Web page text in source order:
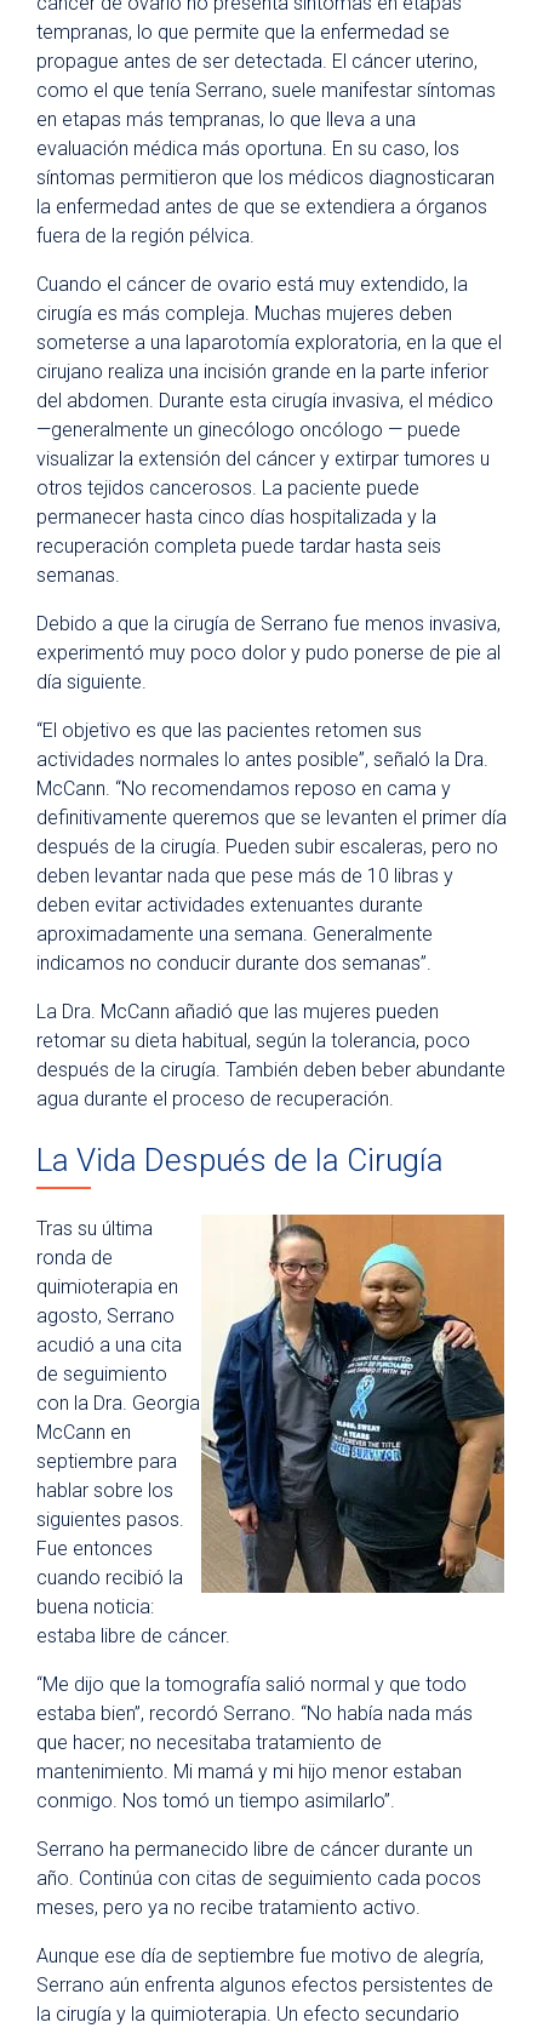
tempranas, lo que permite que la enfermedad se
propague antes de ser detectada. El cáncer uterino,
como el que tenía Serrano, suele manifestar síntomas
en etapas más tempranas, lo que lleva a una
evaluación médica más oportuna. En su caso, los
síntomas permitieron que los médicos diagnosticaran
la enfermedad antes de que se extendiera a órganos
fuera de la región pélvica.
Cuando el cáncer de ovario está muy extendido, la
cirugía es más compleja. Muchas mujeres deben
someterse a una laparotomía exploratoria, en la que el
cirujano realiza una incisión grande en la parte inferior
del abdomen. Durante esta cirugía invasiva, el médico
—generalmente un ginecólogo oncólogo — puede
visualizar la extensión del cáncer y extirpar tumores u
otros tejidos cancerosos. La paciente puede
permanecer hasta cinco días hospitalizada y la
recuperación completa puede tardar hasta seis
semanas.
Debido a que la cirugía de Serrano fue menos invasiva,
experimentó muy poco dolor y pudo ponerse de pie al
día siguiente.
“El objetivo es que las pacientes retomen sus
actividades normales lo antes posible”, señaló la Dra.
McCann. “No recomendamos reposo en cama y
definitivamente queremos que se levanten el primer día
después de la cirugía. Pueden subir escaleras, pero no
deben levantar nada que pese más de 10 libras y
deben evitar actividades extenuantes durante
aproximadamente una semana. Generalmente
indicamos no conducir durante dos semanas”.
La Dra. McCann añadió que las mujeres pueden
retomar su dieta habitual, según la tolerancia, poco
después de la cirugía. También deben beber abundante
agua durante el proceso de recuperación.
La Vida Después de la Cirugía
Tras su última
ronda de
quimioterapia en
agosto, Serrano
acudió a una cita
de seguimiento
con la Dra. Georgia
McCann en
septiembre para
hablar sobre los
siguientes pasos.
Fue entonces
cuando recibió la
buena noticia:
estaba libre de cáncer.
“Me dijo que la tomografía salió normal y que todo
estaba bien”, recordó Serrano. “No había nada más
que hacer; no necesitaba tratamiento de
mantenimiento. Mi mamá y mi hijo menor estaban
conmigo. Nos tomó un tiempo asimilarlo”.
Serrano ha permanecido libre de cáncer durante un
año. Continúa con citas de seguimiento cada pocos
meses, pero ya no recibe tratamiento activo.
Aunque ese día de septiembre fue motivo de alegría,
Serrano aún enfrenta algunos efectos persistentes de
la cirugía y la quimioterapia. Un efecto secundario